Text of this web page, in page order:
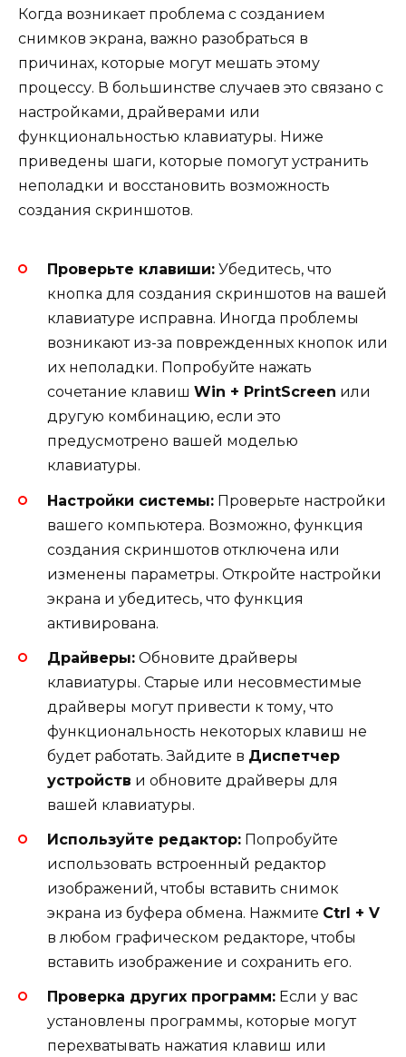
Когда возникает проблема с созданием
снимков экрана, важно разобраться в
причинах, которые могут мешать этому
процессу. В большинстве случаев это связано с
настройками, драйверами или
функциональностью клавиатуры. Ниже
приведены шаги, которые помогут устранить
неполадки и восстановить возможность
создания скриншотов.
Проверьте клавиши: Убедитесь, что
кнопка для создания скриншотов на вашей
клавиатуре исправна. Иногда проблемы
возникают из-за поврежденных кнопок или
их неполадки. Попробуйте нажать
сочетание клавиш Win + PrintScreen или
другую комбинацию, если это
предусмотрено вашей моделью
клавиатуры.
Настройки системы: Проверьте настройки
вашего компьютера. Возможно, функция
создания скриншотов отключена или
изменены параметры. Откройте настройки
экрана и убедитесь, что функция
активирована.
Драйверы: Обновите драйверы
клавиатуры. Старые или несовместимые
драйверы могут привести к тому, что
функциональность некоторых клавиш не
будет работать. Зайдите в Диспетчер
устройств и обновите драйверы для
вашей клавиатуры.
Используйте редактор: Попробуйте
использовать встроенный редактор
изображений, чтобы вставить снимок
экрана из буфера обмена. Нажмите Ctrl + V
в любом графическом редакторе, чтобы
вставить изображение и сохранить его.
Проверка других программ: Если у вас
установлены программы, которые могут
перехватывать нажатия клавиш или